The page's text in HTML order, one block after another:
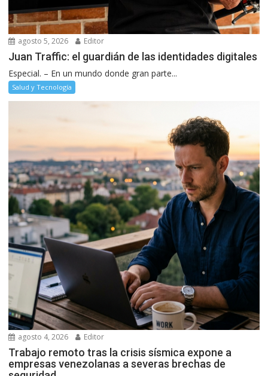
agosto 5, 2026 Editor
Juan Traffic: el guardián de las identidades digitales
Especial. – En un mundo donde gran parte...
Salud y Tecnología
agosto 4, 2026 Editor
Trabajo remoto tras la crisis sísmica expone a
empresas venezolanas a severas brechas de